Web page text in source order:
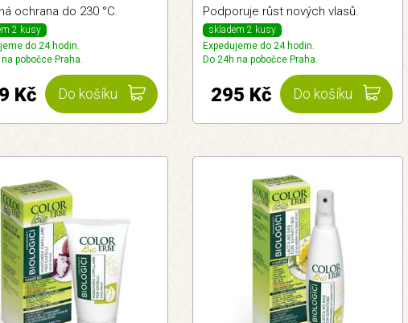
ochrana do 230 °C.
2 kusy
do 24 hodin.
na pobočce Praha.
Do košíku
Kč
Podporuje růst nových vlasů.
skladem 2 kusy
Expedujeme do 24 hodin.
Do 24h na pobočce Praha.
Do košíku
295 Kč